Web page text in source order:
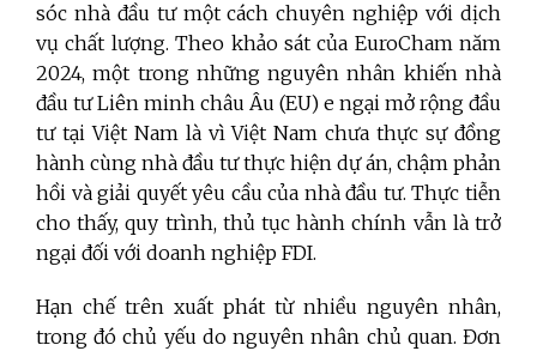
sóc nhà đầu tư một cách chuyên nghiệp với dịch
vụ chất lượng. Theo khảo sát của EuroCham năm
2024, một trong những nguyên nhân khiến nhà
đầu tư Liên minh châu Âu (EU) e ngại mở rộng đầu
tư tại Việt Nam là vì Việt Nam chưa thực sự đồng
hành cùng nhà đầu tư thực hiện dự án, chậm phản
hồi và giải quyết yêu cầu của nhà đầu tư. Thực tiễn
cho thấy, quy trình, thủ tục hành chính vẫn là trở
ngại đối với doanh nghiệp FDI.
Hạn chế trên xuất phát từ nhiều nguyên nhân,
trong đó chủ yếu do nguyên nhân chủ quan. Đơn